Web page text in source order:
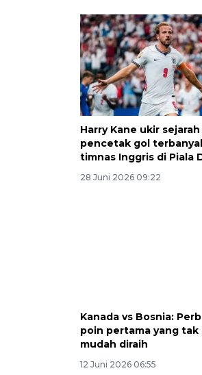
Harry Kane ukir
pencetak gol
timnas Inggris di Piala
28 Juni 2026 09:22
Kanada vs Bosnia:
poin pertama yang tak
mudah diraih
12 Juni 2026 06:55